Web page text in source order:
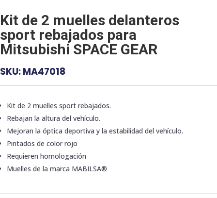
Kit de 2 muelles delanteros
sport rebajados para
Mitsubishi SPACE GEAR
SKU:MA47018
Kit de 2 muelles sport rebajados.
Rebajan la altura del vehículo.
Mejoran la óptica deportiva y la estabilidad del vehículo.
Pintados de color rojo
Requieren homologación
Muelles de la marca MABILSA®